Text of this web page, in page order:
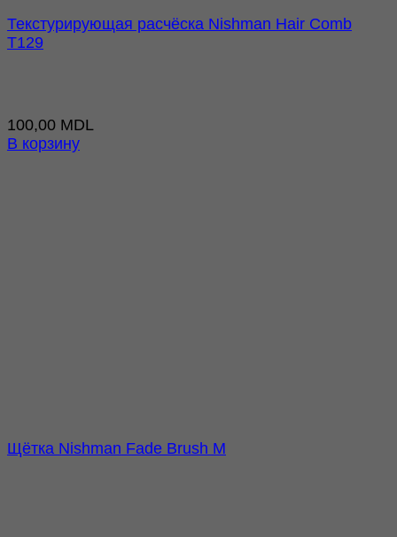
Текстурирующая расчёска Nishman Hair Comb
T129
100,00 MDL
В корзину
Щётка Nishman Fade Brush M